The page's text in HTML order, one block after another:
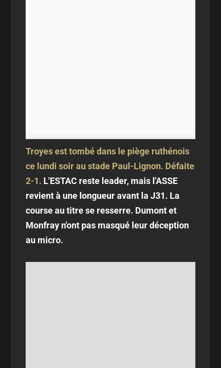
Troyes est tombé dans le piège ruthénois
ce lundi soir au stade Paul-Lignon. Défaite
2-1. L'ESTAC reste leader, mais l'ASSE
revient à une longueur avant la J31. La
course au titre se resserre. Dumont et
Monfray n'ont pas masqué leur déception
au micro.